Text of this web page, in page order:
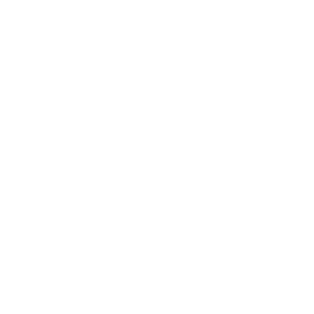
Montant total pour lancer le projet, y compris